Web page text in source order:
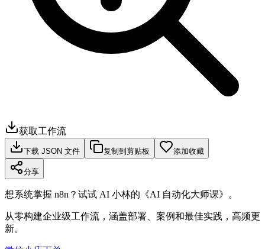
获取工作流
下载 JSON 文件 复制到剪贴板 添加收藏
分享
想系统掌握 n8n？试试 AI 小林的《AI 自动化大师课》。
从零构建企业级工作流，涵盖部署、案例和最佳实践，高频更
新。